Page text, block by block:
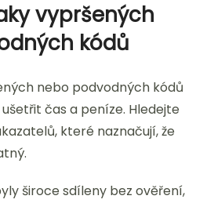
vypršených
kódů
nebo podvodných kódů
čas a peníze. Hledejte
které naznačují, že
široce sdíleny bez ověření,